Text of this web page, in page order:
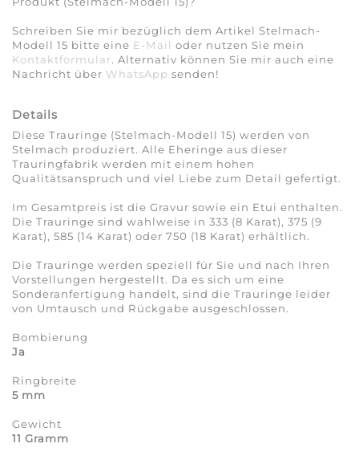
Schreiben Sie mir bezüglich dem Artikel Stelmach-
Modell 15 bitte eine E-Mail oder nutzen Sie mein
Kontaktformular. Alternativ können Sie mir auch eine
Nachricht über WhatsApp senden!
Details
Diese Trauringe (Stelmach-Modell 15) werden von
Stelmach produziert. Alle Eheringe aus dieser
Trauringfabrik werden mit einem hohen
Qualitätsanspruch und viel Liebe zum Detail gefertigt.
Im Gesamtpreis ist die Gravur sowie ein Etui enthalten.
Die Trauringe sind wahlweise in 333 (8 Karat), 375 (9
Karat), 585 (14 Karat) oder 750 (18 Karat) erhältlich.
Die Trauringe werden speziell für Sie und nach Ihren
Vorstellungen hergestellt. Da es sich um eine
Sonderanfertigung handelt, sind die Trauringe leider
von Umtausch und Rückgabe ausgeschlossen.
Bombierung
Ja
Ringbreite
5 mm
Gewicht
11 Gramm